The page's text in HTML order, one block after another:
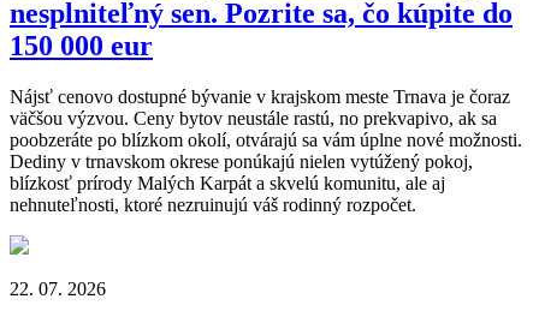
nesplniteľný sen. Pozrite sa, čo kúpite do
150 000 eur
Nájsť cenovo dostupné bývanie v krajskom meste Trnava je čoraz
väčšou výzvou. Ceny bytov neustále rastú, no prekvapivo, ak sa
poobzeráte po blízkom okolí, otvárajú sa vám úplne nové možnosti.
Dediny v trnavskom okrese ponúkajú nielen vytúžený pokoj,
blízkosť prírody Malých Karpát a skvelú komunitu, ale aj
nehnuteľnosti, ktoré nezruinujú váš rodinný rozpočet.
22. 07. 2026